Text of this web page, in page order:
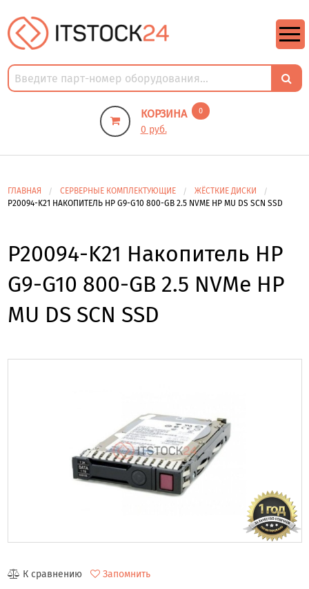
КОРЗИНА 0
0 руб.
ГЛАВНАЯ СЕРВЕРНЫЕ КОМПЛЕКТУЮЩИЕ
ЖЁСТКИЕ ДИСКИ
P20094-K21 НАКОПИТЕЛЬ HP G9-G10 800-GB 2.5 NVME HP MU DS SCN SSD
P20094-K21 Накопитель HP
G9-G10 800-GB 2.5 NVMe HP
MU DS SCN SSD
К сравнению Запомнить